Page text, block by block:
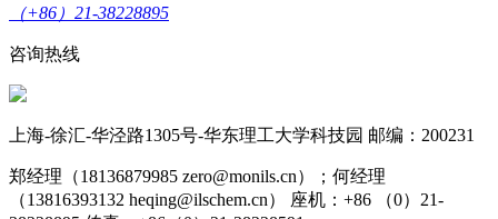
（+86）21-38228895
咨询热线
上海-徐汇-华泾路1305号-华东理工大学科技园 邮编：200231
郑经理（18136879985 zero@monils.cn）；何经理
（13816393132 heqing@ilschem.cn） 座机：+86 （0）21-